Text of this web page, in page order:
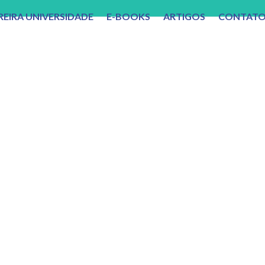
UNIVERSIDADE E-BOOKS ARTIGOS